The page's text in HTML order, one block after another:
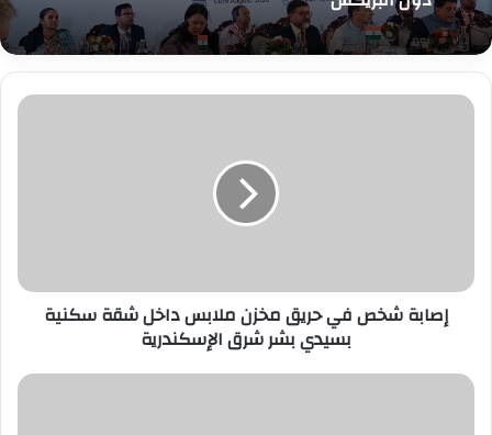
إصابة
سكنية
بسيدي
الإسكندرية
إصابة شخص في حريق مخزن ملابس داخل شقة سكنية
بسيدي بشر شرق الإسكندرية
أشرف